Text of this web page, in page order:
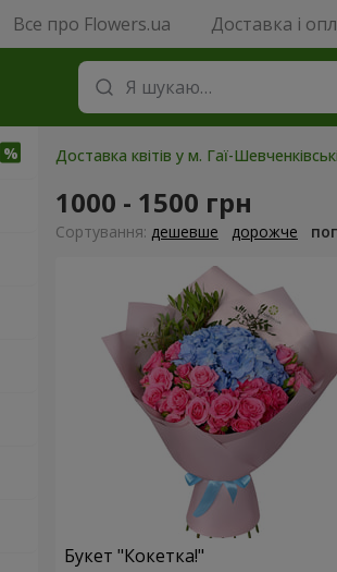
Все про Flowers.ua Доставка і
Доставка квітів у м. Гаї-Шевченківські
1000 - 1500 грн
Сортування: дешевше дорожче
Букет "Кокетка!"